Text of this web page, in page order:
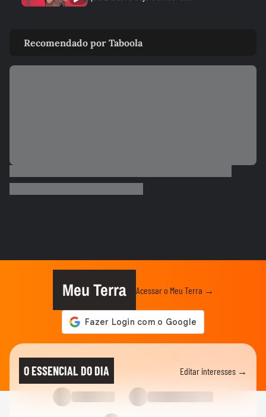
quatro mortos no Rio de...
CIDADES
ao tentar embarcar em...
Ventos fortes atingem Santos e Defesa
Civil alerta para ressaca e...
Secretária escolar pula janela e salva
estudante engasgado em Teresina
Com ventania, Rio recomenda que
Recomendado por Taboola
Meu Terra Acessar o Meu Terra →
O ESSENCIAL DO DIA Editar interesses →